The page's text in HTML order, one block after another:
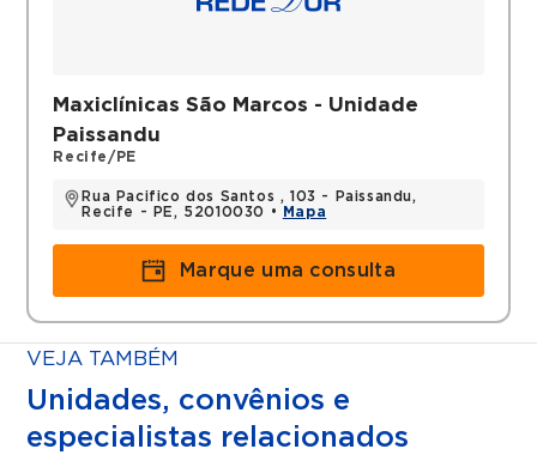
Maxiclínicas São Marcos - Unidade
Paissandu
Recife/PE
Rua Pacifico dos Santos , 103 - Paissandu,
Recife - PE, 52010030 •
Mapa
Marque uma consulta
VEJA TAMBÉM
Unidades, convênios e
especialistas relacionados